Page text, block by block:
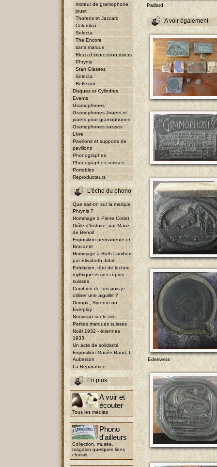
moteur de gramophone
jouet
Thorens et Jaccard
Columbia
Selecta
The Encore
sans marque
Blocs d impression divers
Phrynis
Starr Glasses
Selecta
Reflexon
Disques et Cylindres
Events
Gramophones
Gramophones Jouets et
jouets pour gramophones
Gramophones suisses
Livre
Pavillons et supports de
pavillons
Phonographes
Phonographes suisses
Portables
Reproducteurs
L'écho du phono
Que sait-on sur la marque
Phrynis ?
Hommage à Pierre Cottet
Drôle d'histoire, par Marie
de Benoit
Exposition permanente et
Brocante
Hommage à Ruth Lambert
par Elisabeth Jobin
Exhibition, tête de lecture
mythique et ses copies
suisses
Combien de fois puis-je
utiliser une aiguille ?
Duropic, Syronor ou
Everplay
Nouveau sur le site
Petites marques suisses
Noël 1932 - étrennes
1933
Un acte de solidarité
Exposition Musée Baud, L
Auberson
La Réparatrice
En plus
A voir et
écouter
Tous les médias
Phono
d'ailleurs
Collection, musée,
magasin quelques liens
choisis
Paillard
A voir également
Edelweiss